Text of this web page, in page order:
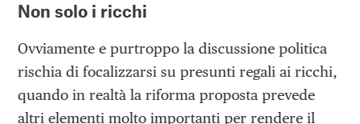
Non solo i ricchi
Ovviamente e purtroppo la discussione politica
rischia di focalizzarsi su presunti regali ai ricchi,
quando in realtà la riforma proposta prevede
altri elementi molto importanti per rendere il